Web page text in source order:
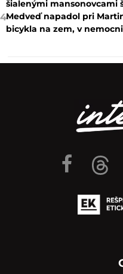
šialenými mansonovcami
4Medveď napadol pri
bicykla na zem, v